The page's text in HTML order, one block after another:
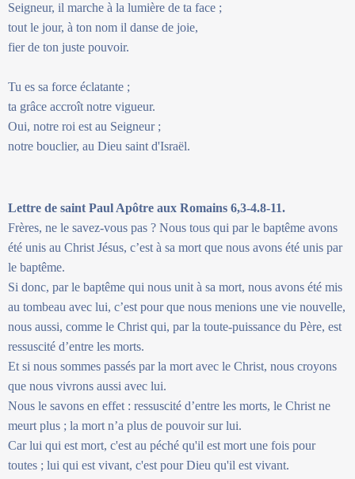
Seigneur, il marche à la lumière de ta face ;
tout le jour, à ton nom il danse de joie,
fier de ton juste pouvoir.
Tu es sa force éclatante ;
ta grâce accroît notre vigueur.
Oui, notre roi est au Seigneur ;
notre bouclier, au Dieu saint d'Israël.
Lettre de saint Paul Apôtre aux Romains 6,3-4.8-11.
Frères, ne le savez-vous pas ? Nous tous qui par le baptême avons
été unis au Christ Jésus, c’est à sa mort que nous avons été unis par
le baptême.
Si donc, par le baptême qui nous unit à sa mort, nous avons été mis
au tombeau avec lui, c’est pour que nous menions une vie nouvelle,
nous aussi, comme le Christ qui, par la toute-puissance du Père, est
ressuscité d’entre les morts.
Et si nous sommes passés par la mort avec le Christ, nous croyons
que nous vivrons aussi avec lui.
Nous le savons en effet : ressuscité d’entre les morts, le Christ ne
meurt plus ; la mort n’a plus de pouvoir sur lui.
Car lui qui est mort, c'est au péché qu'il est mort une fois pour
toutes ; lui qui est vivant, c'est pour Dieu qu'il est vivant.